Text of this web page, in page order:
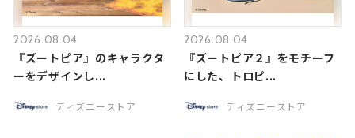
2026.08.04
『ズートピア』のキャラクタ
ーをデザインし...
ディズニーストア
2026.08.04
『ズートピア２』をモチーフ
にした、トロピ...
ディズニーストア